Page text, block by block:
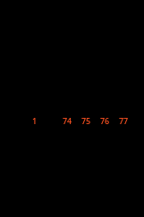
1 74 75 76 77